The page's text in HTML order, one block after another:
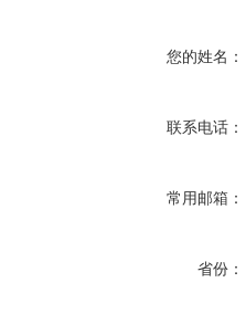
您的姓名：
联系电话：
常用邮箱：
省份：